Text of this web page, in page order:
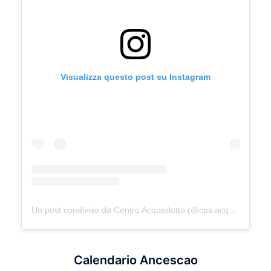
Visualizza questo post su Instagram
Calendario Ancescao